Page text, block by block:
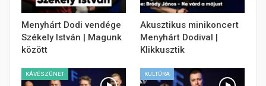
Menyhárt Dodi vendége
Székely István | Magunk
között
Akusztikus minikoncert
Menyhárt Dodival |
Klikkusztik
KÁVÉSZÜNET KULTÚRA